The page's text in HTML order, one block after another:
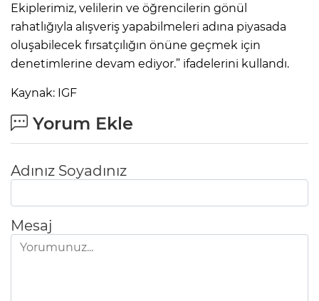
Ekiplerimiz, velilerin ve öğrencilerin gönül
rahatlığıyla alışveriş yapabilmeleri adına piyasada
oluşabilecek fırsatçılığın önüne geçmek için
denetimlerine devam ediyor.” ifadelerini kullandı.
Kaynak: IGF
Yorum Ekle
Adınız Soyadınız
Mesaj